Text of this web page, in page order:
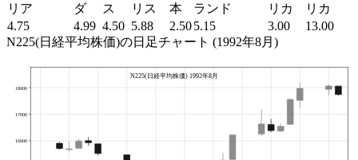
リア
ダ
ス
リス
本
ランド
リカ
リカ
4.75
4.99 4.50 5.88 2.505.15 3.00
13.00
N225(日経平均株価)の日足チャート (1992年8月)